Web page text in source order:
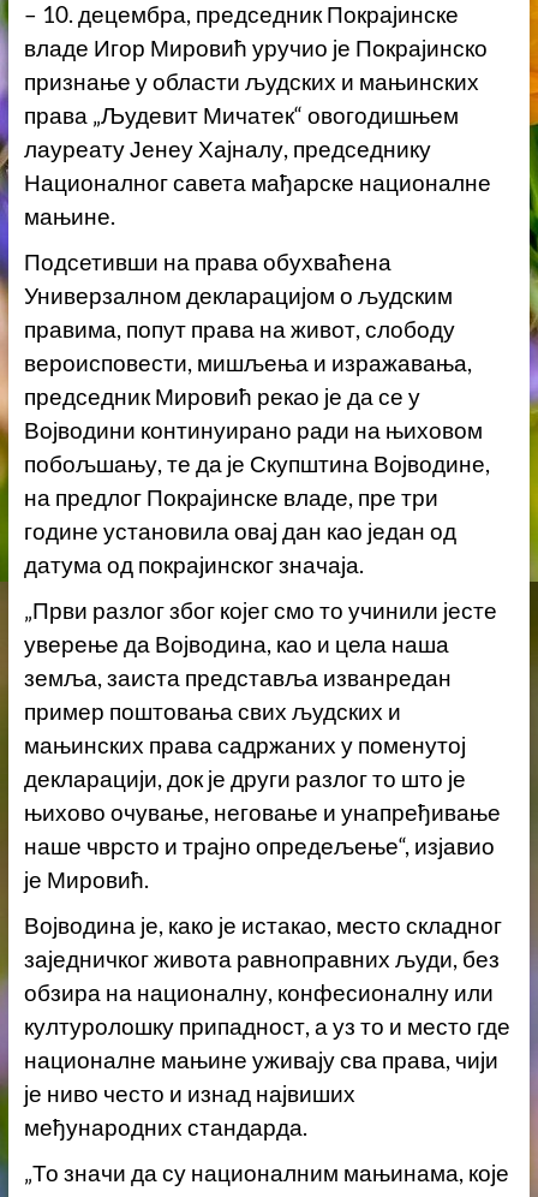
– 10. децембра, председник Покрајинске
владе Игор Мировић уручио је Покрајинско
признање у области људских и мањинских
права „Људевит Мичатек“ овогодишњем
лауреату Јенеу Хајналу, председнику
Националног савета мађарске националне
мањине.
Подсетивши на права обухваћена
Универзалном декларацијом о људским
правима, попут права на живот, слободу
вероисповести, мишљења и изражавања,
председник Мировић рекао је да се у
Војводини континуирано ради на њиховом
побољшању, те да је Скупштина Војводине,
на предлог Покрајинске владе, пре три
године установила овај дан као један од
датума од покрајинског значаја.
„Први разлог због којег смо то учинили јесте
уверење да Војводина, као и цела наша
земља, заиста представља изванредан
пример поштовања свих људских и
мањинских права садржаних у поменутој
декларацији, док је други разлог то што је
њихово очување, неговање и унапређивање
наше чврсто и трајно опредељење“, изјавио
је Мировић.
Војводина је, како је истакао, место складног
заједничког живота равноправних људи, без
обзира на националну, конфесионалну или
културолошку припадност, а уз то и место где
националне мањине уживају сва права, чији
је ниво често и изнад највиших
међународних стандарда.
„То значи да су националним мањинама, које